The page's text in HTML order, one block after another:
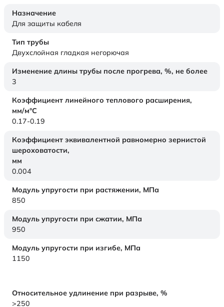
Назначение
Для защиты кабеля
Тип трубы
Двухслойная гладкая негорючая
Изменение длины трубы после прогрева, %, не более
3
Коэффициент линейного теплового расширения,
мм/м°С
0.17-0.19
Коэффициент эквивалентной равномерно зернистой
шероховатости,
мм
0.004
Модуль упругости при растяжении, МПа
850
Модуль упругости при сжатии, МПа
950
Модуль упругости при изгибе, МПа
1150
Относительное удлинение при разрыве, %
>250